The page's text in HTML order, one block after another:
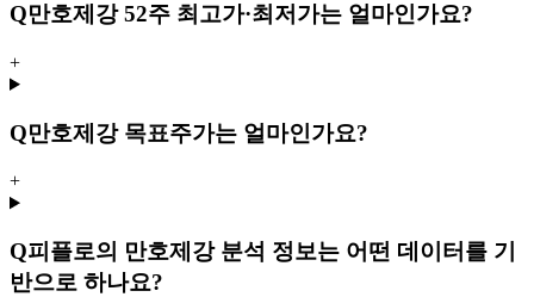
Q만호제강 52주 최고가·최저가는 얼마인가요?
+
Q만호제강 목표주가는 얼마인가요?
+
Q피플로의 만호제강 분석 정보는 어떤 데이터를 기
반으로 하나요?